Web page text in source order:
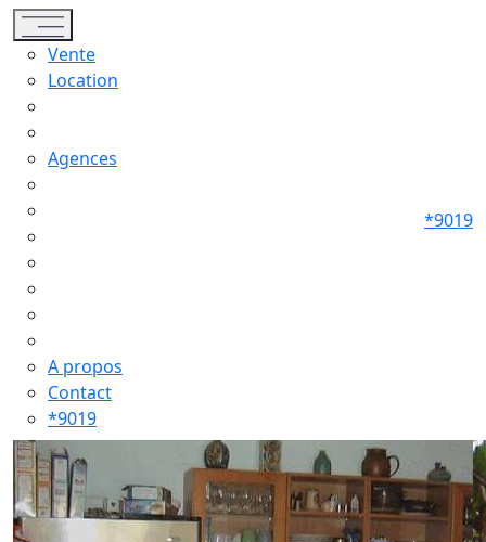
Toggle navigation
Vente
Location
Agences
A propos
Contact
*9019
*9019